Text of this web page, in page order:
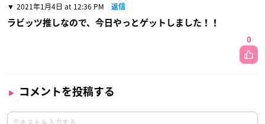
2021年1月4日 at 12:36 PM 返信
ラビッツ推しなので、今日やっとゲットしました！！
0
コメントを投稿する